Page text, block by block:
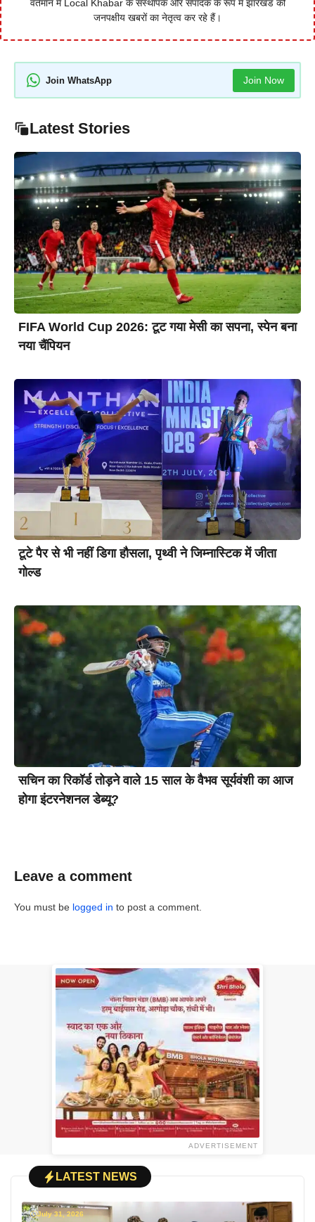
वर्तमान में Local Khabar के संस्थापक और संपादक के रूप में झारखंड की
जनपक्षीय खबरों का नेतृत्व कर रहे हैं।
Join WhatsApp Join Now
Latest Stories
FIFA World Cup 2026: टूट गया मेसी का सपना, स्पेन बना
नया चैंपियन
टूटे पैर से भी नहीं डिगा हौसला, पृथ्वी ने जिम्नास्टिक में जीता
गोल्ड
सचिन का रिकॉर्ड तोड़ने वाले 15 साल के वैभव सूर्यवंशी का आज
होगा इंटरनेशनल डेब्यू?
Leave a comment
You must be logged in to post a comment.
ADVERTISEMENT
LATEST NEWS
July 31, 2026